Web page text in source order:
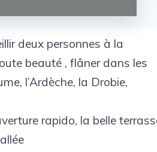
deux personnes à la
beauté , flâner dans les
l’Ardèche, la Drobie,
rapido, la belle